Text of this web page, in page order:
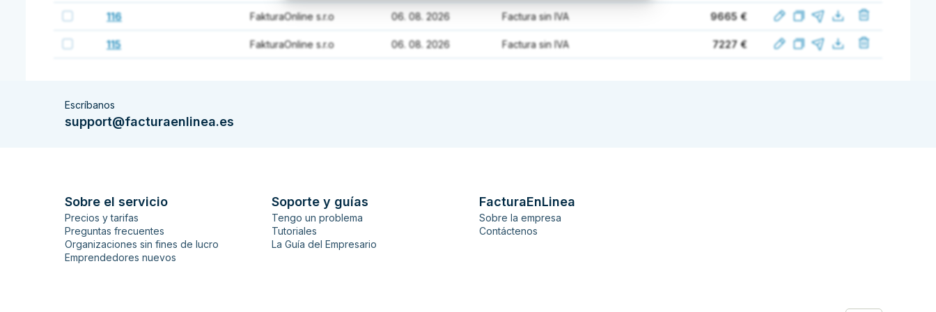
116 FakturaOnline s.r.o 06. 08. 2026 Factura sin IVA 9665 €
115 FakturaOnline s.r.o 06. 08. 2026 Factura sin IVA 7227 €
Escríbanos
support@facturaenlinea.es
Sobre el servicio
Precios y tarifas
Preguntas frecuentes
Organizaciones sin fines de lucro
Emprendedores nuevos
Soporte y guías
Tengo un problema
Tutoriales
La Guía del Empresario
FacturaEnLinea
Sobre la empresa
Contáctenos